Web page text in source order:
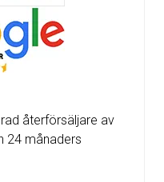
återförsäljare av
24 månaders